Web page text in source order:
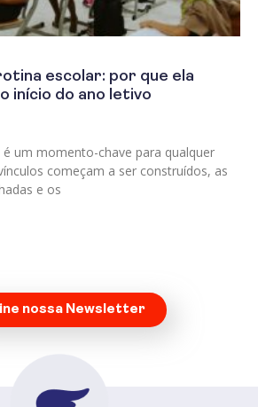
escolar: por que ela
início do ano letivo
um momento-chave para qualquer
começam a ser construídos, as
e os
nossa Newsletter